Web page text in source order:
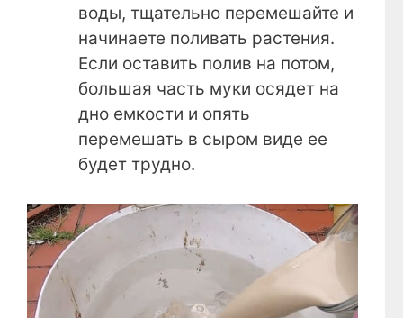
воды, тщательно перемешайте и
начинаете поливать растения.
Если оставить полив на потом,
большая часть муки осядет на
дно емкости и опять
перемешать в сыром виде ее
будет трудно.